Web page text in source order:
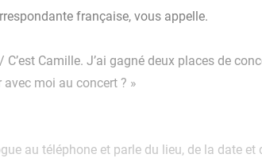
française, vous appelle.
C’est Camille. J’ai gagné deux places de
avec moi au concert ? »
au téléphone et parle du lieu, de la date et